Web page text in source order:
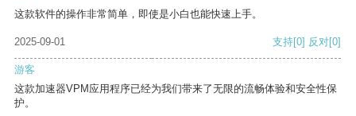
这款软件的操作非常简单，即使是小白也能快速上手。
2025-09-01 支持[0] 反对[0]
游客
这款加速器VPM应用程序已经为我们带来了无限的流畅体验和安全性保
护。